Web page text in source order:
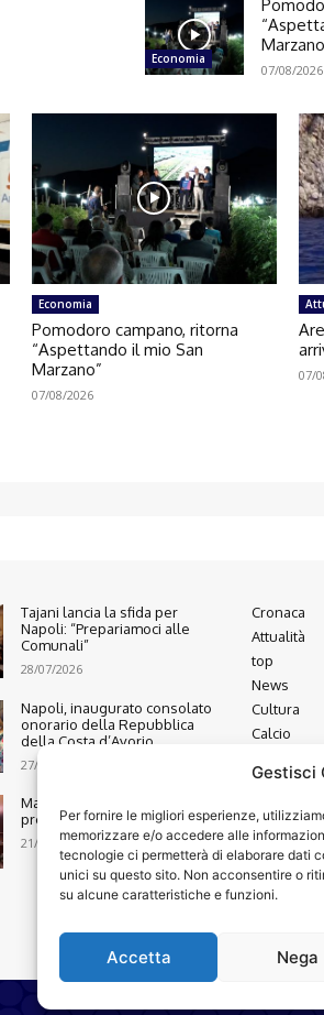
Gestisci
Per fornire le migliori esperienze,
memorizzare e/o accedere alle
tecnologie ci permetterà di elaborare dati
unici su questo sito. Non acconsentire o
su alcune caratteristiche e funzioni.
Accetta Nega
Economia
07/08/2026
Economia
Pomodoro campano, ritorna
“Aspettando il mio San
Marzano”
07/08/2026
07/
Tajani lancia la sfida per
Napoli: “Prepariamoci alle
Comunali”
28/07/2026
Napoli, inaugurato consolato
onorario della Repubblica
della Costa d’Avorio
27/07/2026
Marano, nasce nuovo
presidio di legalità U.N.I.C.A.
21/07/2026
Cronaca
Attualità
top
News
Cultura
Calcio
Spettacoli